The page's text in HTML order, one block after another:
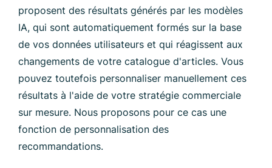
proposent des résultats générés par les modèles
IA, qui sont automatiquement formés sur la base
de vos données utilisateurs et qui réagissent aux
changements de votre catalogue d'articles. Vous
pouvez toutefois personnaliser manuellement ces
résultats à l'aide de votre stratégie commerciale
sur mesure. Nous proposons pour ce cas une
fonction de personnalisation des
recommandations.